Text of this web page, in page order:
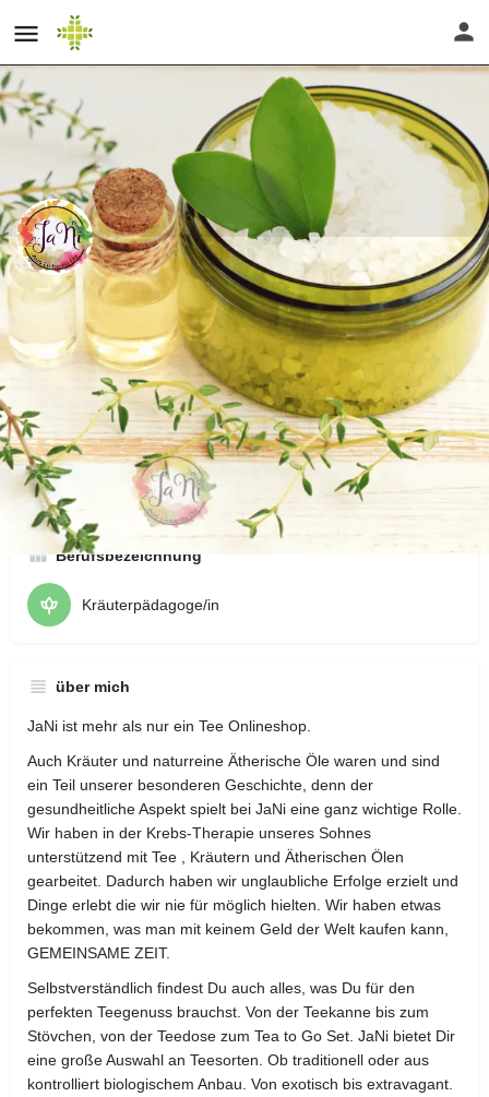
Kräuterpädagogin Peggy Neiß
Website
Profil Bewertungen 0
zur Webseite E-Mail senden
Berufsbezeichnung
Kräuterpädagoge/in
über mich
JaNi ist mehr als nur ein Tee Onlineshop.
Auch Kräuter und naturreine Ätherische Öle waren und sind
ein Teil unserer besonderen Geschichte, denn der
gesundheitliche Aspekt spielt bei JaNi eine ganz wichtige Rolle.
Wir haben in der Krebs-Therapie unseres Sohnes
unterstützend mit Tee , Kräutern und Ätherischen Ölen
gearbeitet. Dadurch haben wir unglaubliche Erfolge erzielt und
Dinge erlebt die wir nie für möglich hielten. Wir haben etwas
bekommen, was man mit keinem Geld der Welt kaufen kann,
GEMEINSAME ZEIT.
Selbstverständlich findest Du auch alles, was Du für den
perfekten Teegenuss brauchst. Von der Teekanne bis zum
Stövchen, von der Teedose zum Tea to Go Set. JaNi bietet Dir
eine große Auswahl an Teesorten. Ob traditionell oder aus
kontrolliert biologischem Anbau. Von exotisch bis extravagant.